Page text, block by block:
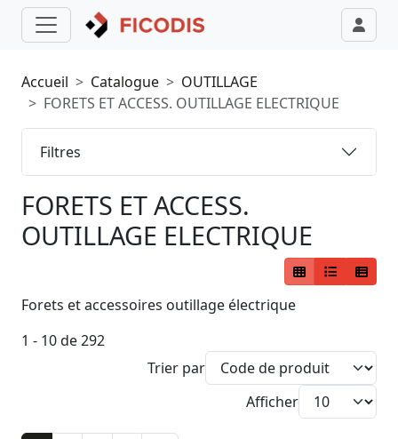
Filtres
Accueil Catalogue
OUTILLAGE
FORETS ET ACCESS. OUTILLAGE ELECTRIQUE
FORETS ET ACCESS.
OUTILLAGE ELECTRIQUE
Forets et accessoires outillage électrique
1 - 10 de 292
Trier par
Afficher